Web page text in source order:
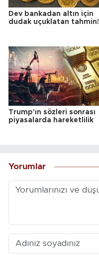
Dev bankadan altın için
dudak uçuklatan tahmin!
Trump'ın sözleri sonrası
piyasalarda hareketlilik
Yorumlar